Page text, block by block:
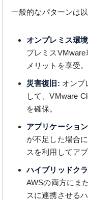
一般的なパターンは
オンプレミス環
プレミス
メリットを享受。
災害復旧: オンプ
して、VMware
を確保。
アプリケーショ
が不足した場合
スを利用してア
ハイブリッドク
AWSの両方にま
スに連携させる